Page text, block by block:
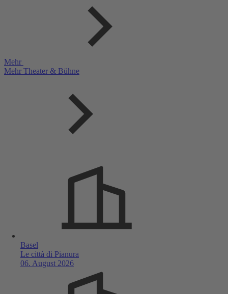
Mehr
Mehr Theater & Bühne
Basel
Le città di Pianura
06. August 2026